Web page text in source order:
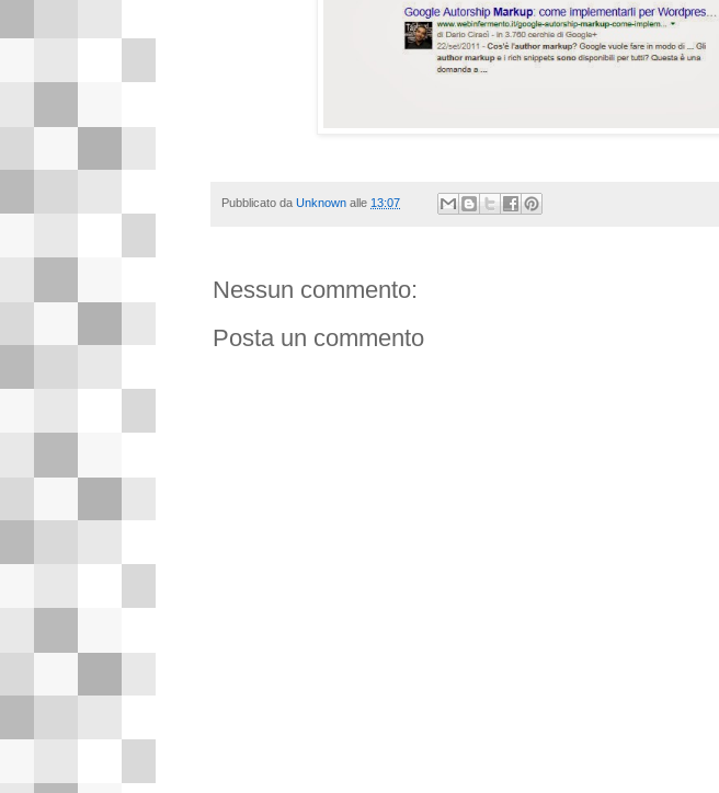
Pubblicato da Unknown alle 13:07
Nessun commento:
Posta un commento